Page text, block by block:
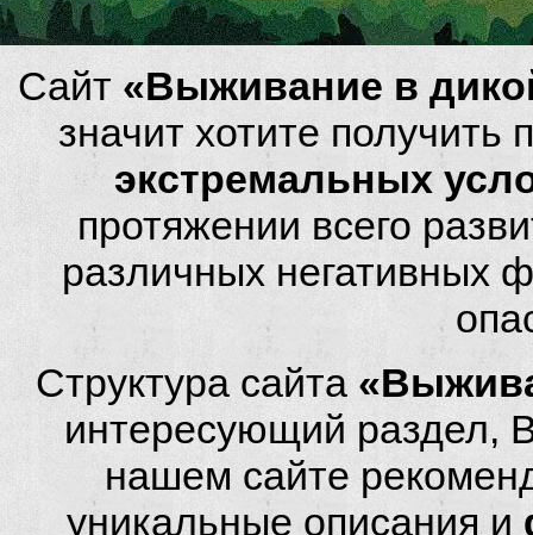
Сайт «Выживание в
значит хотите
экстремальных
протяжении всего
различных негативных
Структура сайта
интересующий раздел,
нашем сайте
уникальные описания и